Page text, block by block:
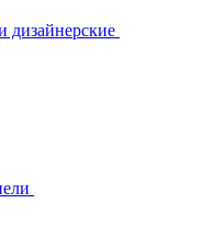
дизайнерские